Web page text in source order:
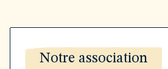
Notre association